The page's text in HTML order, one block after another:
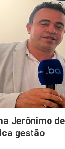
Jerônimo de
gestão